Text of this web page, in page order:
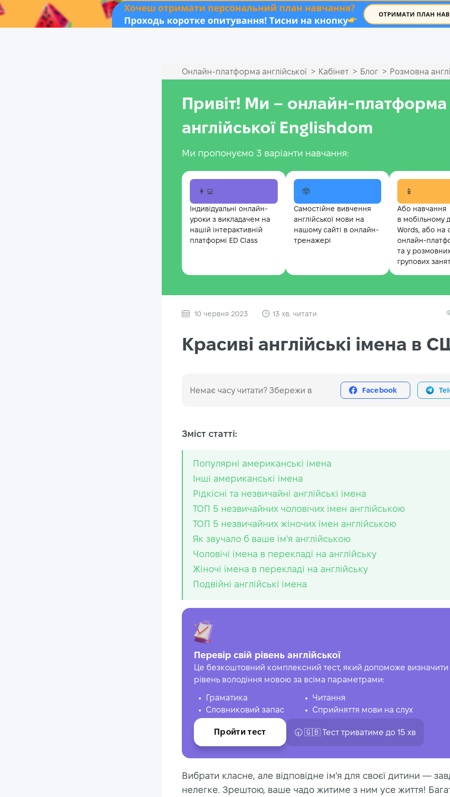
.
Онлайн‑платформа англійської > Кабінет > Блог > Розмовна
Привіт! Ми – онлайн-платформа
англійської Englishdom
Ми пропонуємо 3 варіанти навчання:
👩‍💻
Індивідуальні онлайн-
уроки з викладачем на
нашій інтерактивній
платформі ED Class
🤓
Самостійне вивчення
англійської мови на
нашому сайті в онлайн-
тренажері
📱
Або навчання
в мобільному
Words, або на
онлайн-
та у
групових
10 червня 2023 13 хв. читати
Красиві англійські імена в
Немає часу читати? Збережи в Facebook
Зміст статті:
Популярні американські імена
Інші американські імена
Рідкісні та незвичайні англійські імена
ТОП 5 незвичайних чоловічих імен англійською
ТОП 5 незвичайних жіночих імен англійською
Як звучало б ваше ім'я англійською
Чоловічі імена в перекладі на англійську
Жіночі імена в перекладі на англійську
Подвійні англійські імена
Перевір свій рівень англійської
Це безкоштовний комплексний тест, який допоможе визначити
рівень володіння мовою за всіма параметрами:
Граматика
Словниковий запас
Читання
Сприйняття мови на слух
Пройти тест 🕣 🇬🇧 Тест триватиме до 15 хв
Вибрати класне, але відповідне ім'я для своєї дитини —
нелегке. Зрештою, ваше чадо житиме з ним усе життя!